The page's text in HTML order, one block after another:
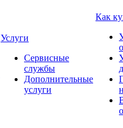
Услуги
Сервисные
службы
Дополнительные
услуги
Как